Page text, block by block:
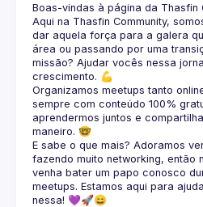
Boas-vindas à página da Thasfin
Aqui na Thasfin Community,
dar aquela força para a galera
área ou passando por uma
missão? Ajudar vocês nessa
crescimento. 💪
Organizamos meetups tanto
sempre com conteúdo 100%
aprendermos juntos e
maneiro. 🤓
E sabe o que mais? Adoramos
fazendo muito networking, então
venha bater um papo conosco
meetups. Estamos aqui para
nessa! 💜🚀😄